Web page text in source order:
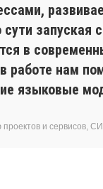
запуская
в
работе нам
языковые
и сервисов,